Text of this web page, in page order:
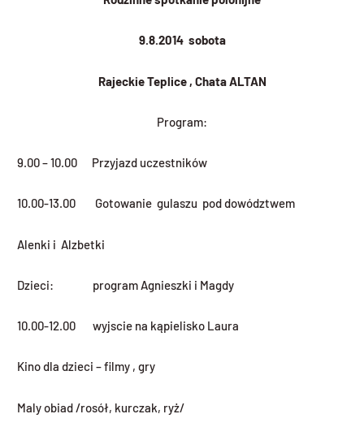
9.8.2014 sobota
Rajeckie Teplice , Chata ALTAN
Program:
9.00 – 10.00 Przyjazd uczestników
10.00-13.00 Gotowanie gulaszu pod dowództwem
Alenki i Alzbetki
Dzieci: program Agnieszki i Magdy
10.00-12.00 wyjscie na kąpielisko Laura
Kino dla dzieci – filmy , gry
Maly obiad /rosół, kurczak, ryż/